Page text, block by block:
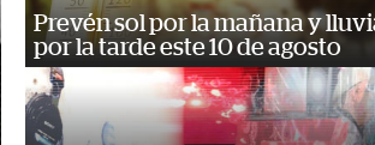
Prevén sol por la mañana y
por la tarde este 10 de agosto